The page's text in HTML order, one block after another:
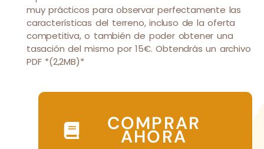
muy prácticos para observar perfectamente las
características del terreno, incluso de la oferta
competitiva, o también de poder obtener una
tasación del mismo por 15€. Obtendrás un archivo
PDF *(2,2MB)*
COMPRAR
AHORA